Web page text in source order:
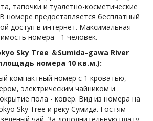
тапочки и туалетно-косметические
номере предоставляется бесплатный
доступ в интернет. Максимальная
номера - 1 человек.
Sky Tree ＆Sumida-gawa River
номера 10 кв.м.):
компактный номер с 1 кроватью,
электрическим чайником и
пола - ковер. Вид из номера на
Sky Tree и реку Сумида. Гостям